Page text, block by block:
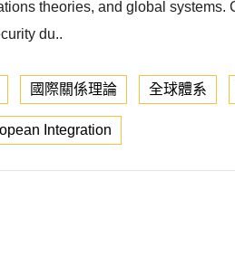
theories, and global
du..
國際關係理論 全球體系
Integration